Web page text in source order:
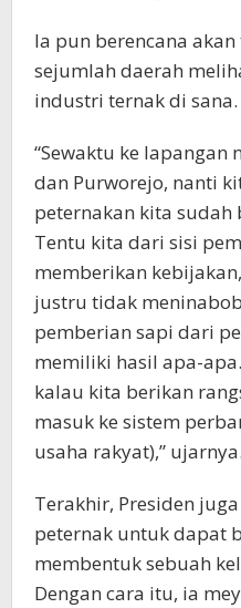
Ia pun berencana
sejumlah daerah
industri ternak di sana.
“Sewaktu ke lapangan
dan Purworejo, nanti
peternakan kita sudah
Tentu kita dari sisi
memberikan
justru tidak
pemberian sapi dari
memiliki hasil apa-
kalau kita berikan
masuk ke sistem
usaha rakyat),” ujarnya.
Terakhir, Presiden
peternak untuk dapat
membentuk sebuah
Dengan cara itu, ia